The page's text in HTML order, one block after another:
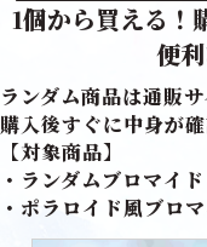
1個から買える！
便
ランダム商品は通販
購入後すぐに中身が
【対象商品】
・ランダムブロマイド
・ポラロイド風ブロ